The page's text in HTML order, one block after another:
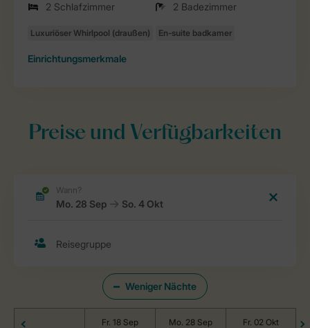
2 Schlafzimmer
2 Badezimmer
Einrichtungsmerkmale
Preise und Verfügbarkeiten
Weniger Nächte
Fr. 18 Sep Mo. 28 Sep Fr. 02 Okt